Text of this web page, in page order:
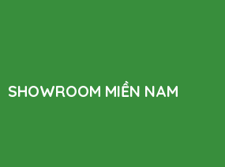
SHOWROOM MIỀN NAM